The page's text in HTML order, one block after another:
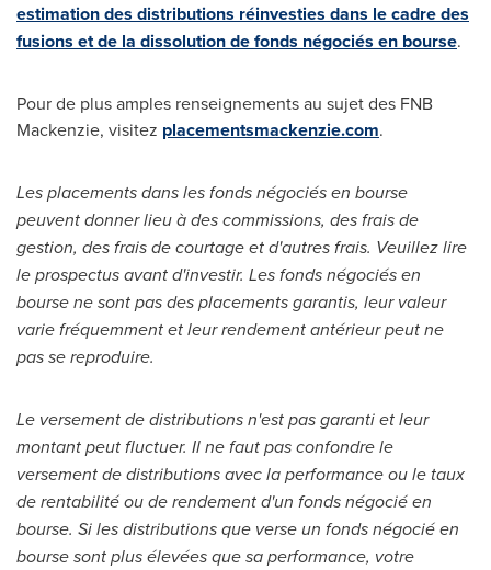
estimation des distributions réinvesties dans le cadre des
fusions et de la dissolution de fonds négociés en bourse.
Pour de plus amples renseignements au sujet des FNB
Mackenzie, visitez placementsmackenzie.com.
Les placements dans les fonds négociés en bourse
peuvent donner lieu à des commissions, des frais de
gestion, des frais de courtage et d'autres frais. Veuillez lire
le prospectus avant d'investir. Les fonds négociés en
bourse ne sont pas des placements garantis, leur valeur
varie fréquemment et leur rendement antérieur peut ne
pas se reproduire.
Le versement de distributions n'est pas garanti et leur
montant peut fluctuer. Il ne faut pas confondre le
versement de distributions avec la performance ou le taux
de rentabilité ou de rendement d'un fonds négocié en
bourse. Si les distributions que verse un fonds négocié en
bourse sont plus élevées que sa performance, votre